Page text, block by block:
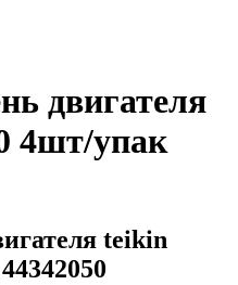
двигателя
4шт/упак
teikin